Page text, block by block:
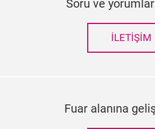
Soru ve
İLETIŞIM
Fuar alanına